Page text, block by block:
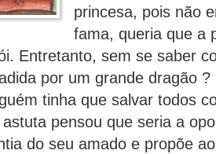
princesa, pois não
fama, queria que a
Entretanto, sem se saber
por um grande dragão
tinha que salvar todos
pensou que seria a
do seu amado e propõe